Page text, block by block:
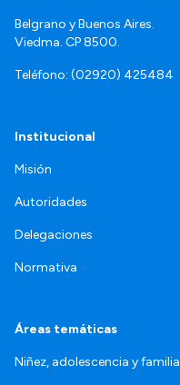
Belgrano y Buenos Aires.
Viedma. CP 8500.
Teléfono: (02920) 425484
Institucional
Misión
Autoridades
Delegaciones
Normativa
Áreas temáticas
Niñez, adolescencia y familia